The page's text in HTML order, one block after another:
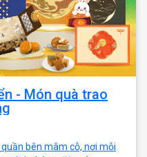
- Món quà trao
bên mâm cỗ, nơi mỗi